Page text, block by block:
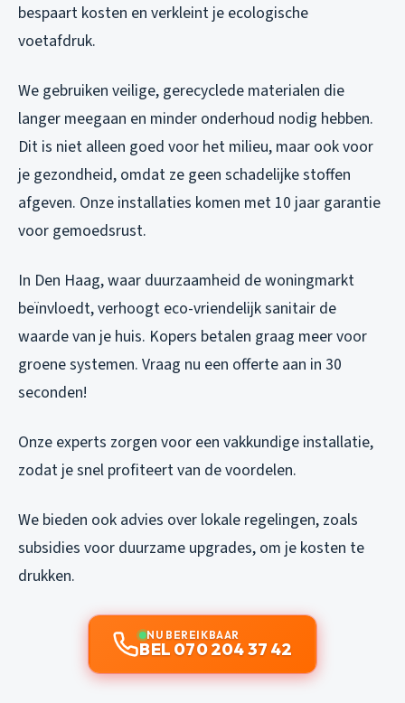
bespaart kosten en verkleint je ecologische
voetafdruk.
We gebruiken veilige, gerecyclede materialen die
langer meegaan en minder onderhoud nodig hebben.
Dit is niet alleen goed voor het milieu, maar ook voor
je gezondheid, omdat ze geen schadelijke stoffen
afgeven. Onze installaties komen met 10 jaar garantie
voor gemoedsrust.
In Den Haag, waar duurzaamheid de woningmarkt
beïnvloedt, verhoogt eco-vriendelijk sanitair de
waarde van je huis. Kopers betalen graag meer voor
groene systemen. Vraag nu een offerte aan in 30
seconden!
Onze experts zorgen voor een vakkundige installatie,
zodat je snel profiteert van de voordelen.
We bieden ook advies over lokale regelingen, zoals
subsidies voor duurzame upgrades, om je kosten te
drukken.
NU BEREIKBAAR
BEL 070 204 37 42